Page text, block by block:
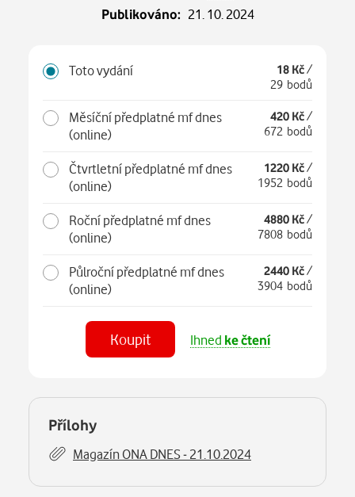
Publikováno: 21. 10. 2024
Toto vydání 18 Kč/
29 bodů
Měsíční předplatné mf dnes
(online)
420 Kč/
672 bodů
Čtvrtletní předplatné mf dnes
(online)
1220 Kč/
1952 bodů
Roční předplatné mf dnes
(online)
4880 Kč/
7808 bodů
Půlroční předplatné mf dnes
(online)
2440 Kč/
3904 bodů
Koupit Ihned ke čtení
Čístna webu
MF DNES Střední Čechy - 21.10.2024
Číst
Přílohy
Magazín ONA DNES - 21.10.2024